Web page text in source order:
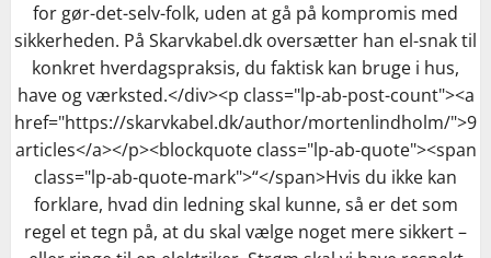
for gør-det-selv-folk, uden at gå på kompromis med
sikkerheden. På Skarvkabel.dk oversætter han el-snak til
konkret hverdagspraksis, du faktisk kan bruge i hus,
have og værksted.</div><p class="lp-ab-post-count"><a
href="https://skarvkabel.dk/author/mortenlindholm/">9
articles</a></p><blockquote class="lp-ab-quote"><span
class="lp-ab-quote-mark">“</span>Hvis du ikke kan
forklare, hvad din ledning skal kunne, så er det som
regel et tegn på, at du skal vælge noget mere sikkert –